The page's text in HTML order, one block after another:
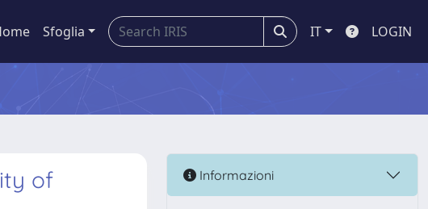
Sfoglia IT LOGIN
of
Informazioni